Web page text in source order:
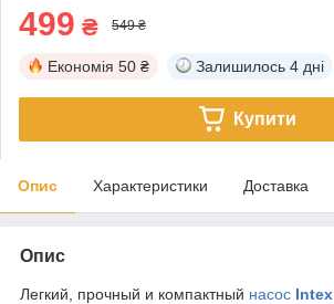
499 ₴ 549 ₴
Економія 50 ₴ Залишилось 4 дні
Купити
Опис Характеристики Доставка
Опис
Легкий, прочный и компактный насос Intex